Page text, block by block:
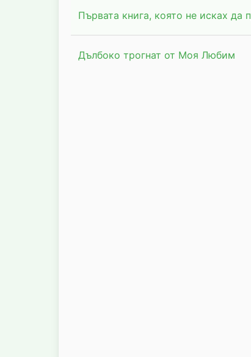
Първата книга, която не исках да
Дълбоко трогнат от Моя Любим